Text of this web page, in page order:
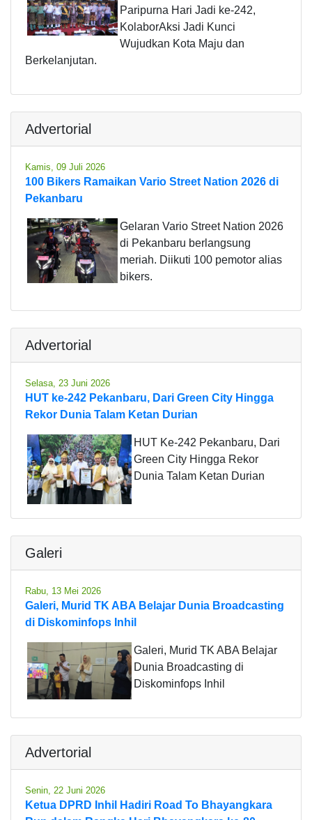
Paripurna Hari Jadi ke-242,
KolaborAksi Jadi Kunci
Wujudkan Kota Maju dan
Berkelanjutan.
Advertorial
Kamis, 09 Juli 2026
100 Bikers Ramaikan Vario Street Nation 2026 di
Pekanbaru
Gelaran Vario Street Nation 2026
di Pekanbaru berlangsung
meriah. Diikuti 100 pemotor alias
bikers.
Advertorial
Selasa, 23 Juni 2026
HUT ke-242 Pekanbaru, Dari Green City Hingga
Rekor Dunia Talam Ketan Durian
HUT Ke-242 Pekanbaru, Dari
Green City Hingga Rekor
Dunia Talam Ketan Durian
Galeri
Rabu, 13 Mei 2026
Galeri, Murid TK ABA Belajar Dunia Broadcasting
di Diskominfops Inhil
Galeri, Murid TK ABA Belajar
Dunia Broadcasting di
Diskominfops Inhil
Advertorial
Senin, 22 Juni 2026
Ketua DPRD Inhil Hadiri Road To Bhayangkara